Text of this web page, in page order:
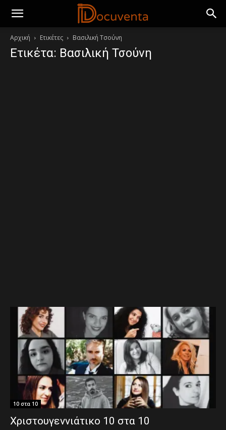
Αρχική Ετικέτες Βασιλική Τσούνη
Ετικέτα: Βασιλική Τσούνη
10 στα 10
Χριστουγεννιάτικο 10 στα 10